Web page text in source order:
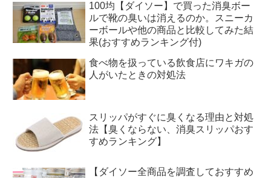
100均【ダイソー】で買った消臭ボー
ルで靴の臭いは消えるのか。スニーカ
ーボールや他の商品と比較してみた結
果(おすすめランキング付)
食べ物を扱っている飲食店にワキガの
人がいたときの対処法
スリッパがすぐに臭くなる理由と対処
法【臭くならない、消臭スリッパおす
すめランキング】
【ダイソー全商品を調査しておすすめ